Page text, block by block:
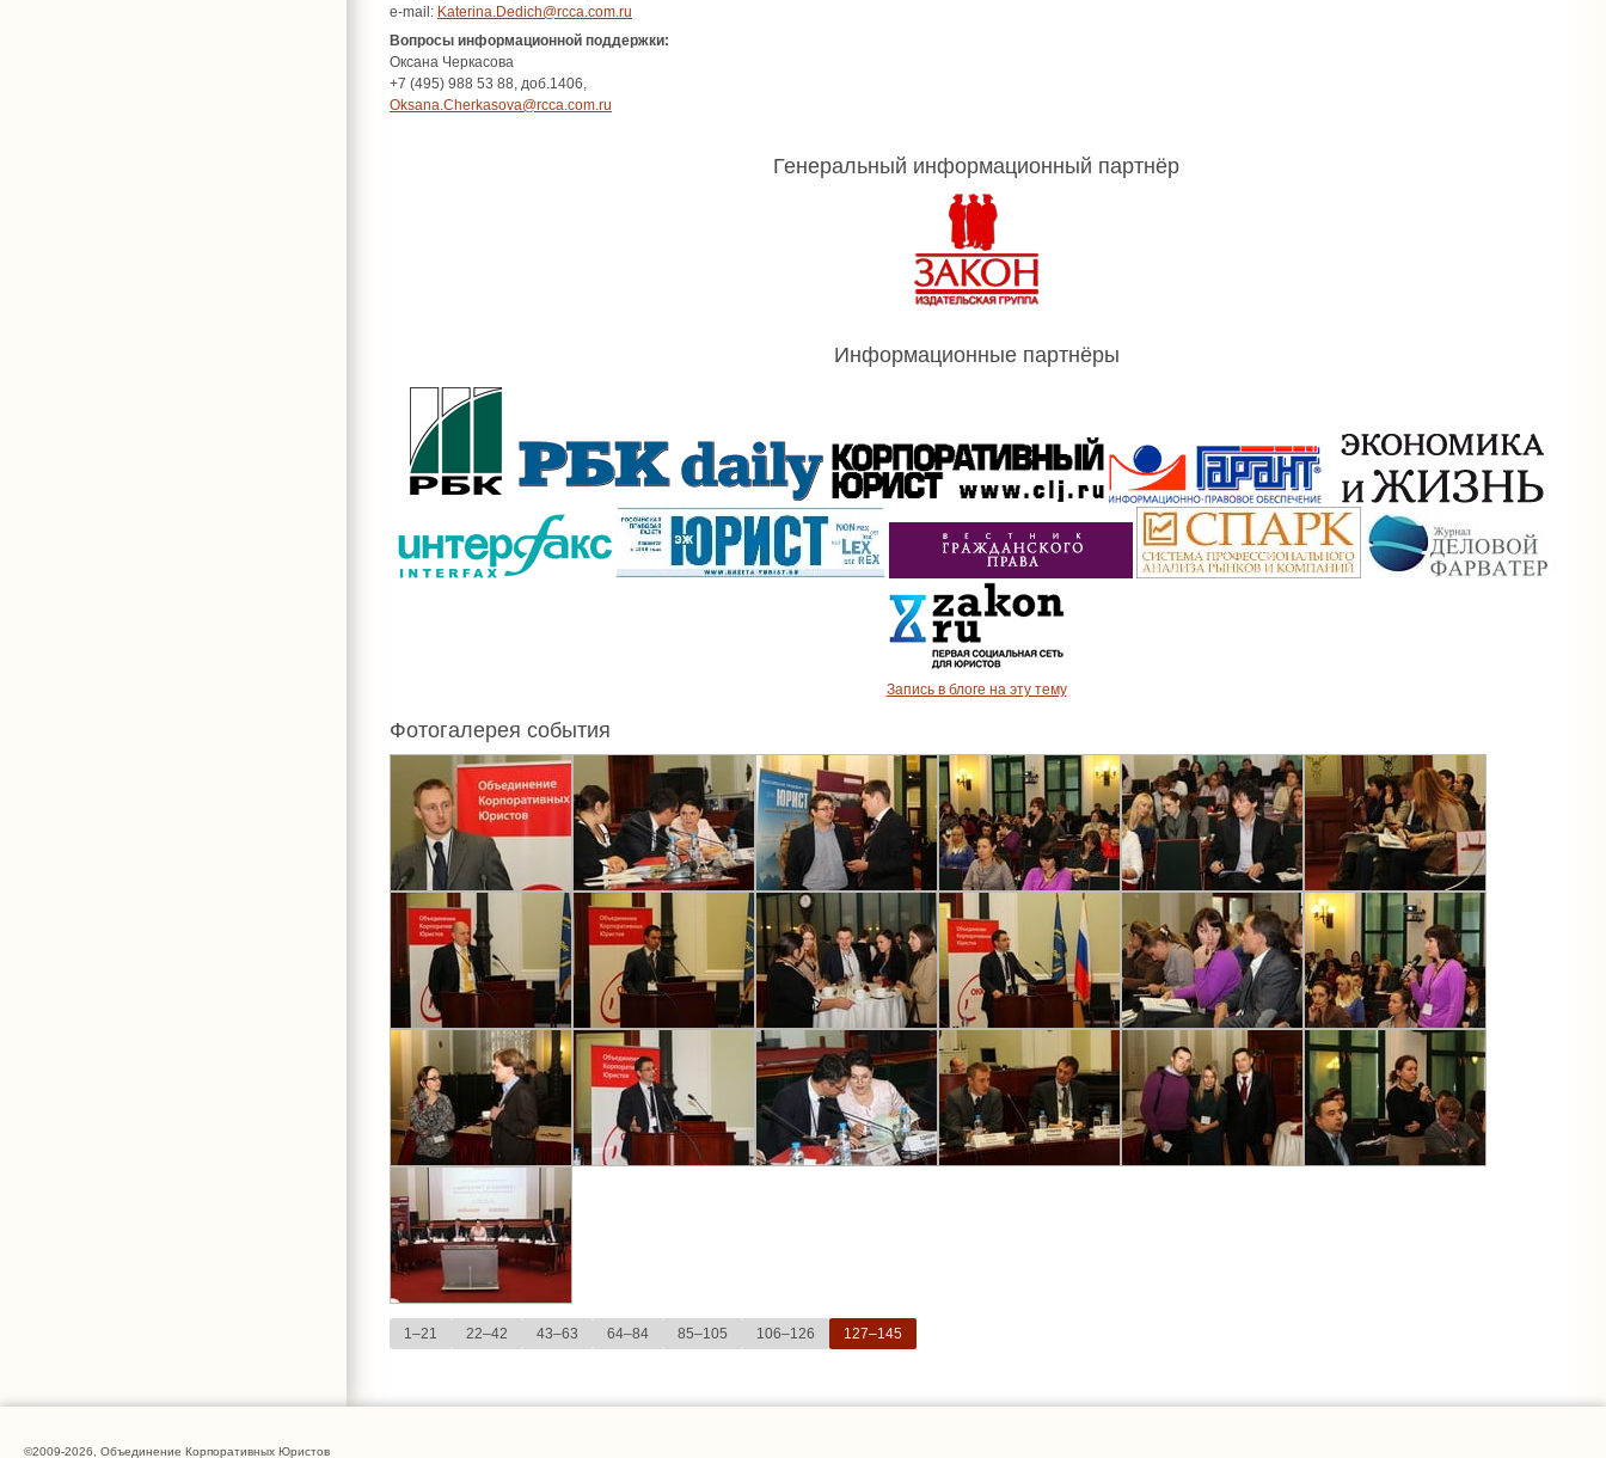
e-mail: Katerina.Dedich@rcca.com.ru
Вопросы информационной поддержки:
Оксана Черкасова
+7 (495) 988 53 88, доб.1406,
Oksana.Cherkasova@rcca.com.ru
Генеральный информационный партнёр
Информационные партнёры
Запись в блоге на эту тему
Фотогалерея события
1–21 22–42 43–63 64–84 85–105 106–126 127–145
©2009-2026, Объединение Корпоративных Юристов